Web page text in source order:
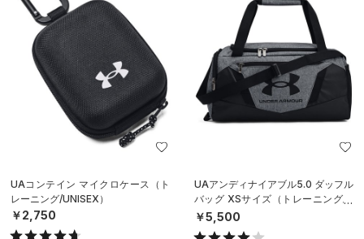
UAコンテイン マイクロケース（ト
レーニング/UNISEX）
￥2,750
UAアンディナイアブル5.0 ダッフル
バッグ XSサイズ（トレーニング/U
NISEX）
￥5,500